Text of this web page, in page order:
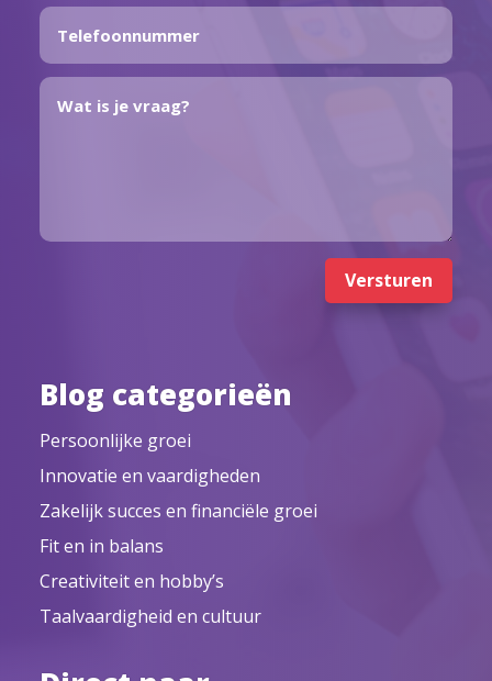
Versturen
Blog categorieën
Persoonlijke groei
Innovatie en vaardigheden
Zakelijk succes en financiële groei
Fit en in balans
Creativiteit en hobby’s
Taalvaardigheid en cultuur